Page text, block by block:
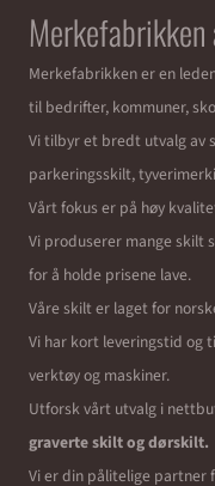
Merkefabrikken
Merkefabrikken er en
til bedrifter, kommuner,
Vi tilbyr et bredt utvalg av
parkeringsskilt,
Vårt fokus er på høy
Vi produserer mange skilt
for å holde prisene lave.
Våre skilt er laget for
Vi har kort leveringstid og
verktøy og maskiner.
Utforsk vårt utvalg i
graverte skilt og dørskilt.
Vi er din pålitelige partner